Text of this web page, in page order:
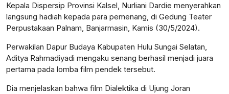
Kepala Dispersip Provinsi Kalsel, Nurliani Dardie menyerahkan
langsung hadiah kepada para pemenang, di Gedung Teater
Perpustakaan Palnam, Banjarmasin, Kamis (30/5/2024).
Perwakilan Dapur Budaya Kabupaten Hulu Sungai Selatan,
Aditya Rahmadiyadi mengaku senang berhasil menjadi juara
pertama pada lomba film pendek tersebut.
Dia menjelaskan bahwa film Dialektika di Ujung Joran